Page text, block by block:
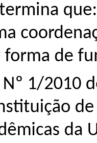
forma de
1/2010
da